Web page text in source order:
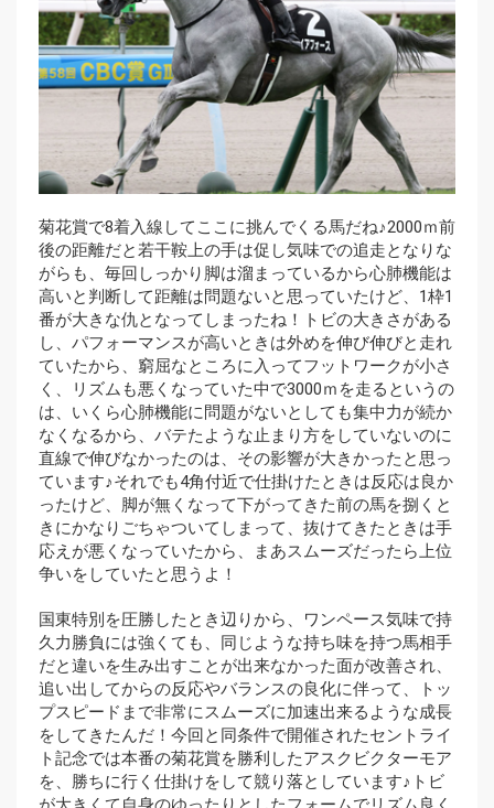
菊花賞で8着入線してここに挑んでくる馬だね♪2000ｍ前
後の距離だと若干鞍上の手は促し気味での追走となりな
がらも、毎回しっかり脚は溜まっているから心肺機能は
高いと判断して距離は問題ないと思っていたけど、1枠1
番が大きな仇となってしまったね！トビの大きさがある
し、パフォーマンスが高いときは外めを伸び伸びと走れ
ていたから、窮屈なところに入ってフットワークが小さ
く、リズムも悪くなっていた中で3000ｍを走るというの
は、いくら心肺機能に問題がないとしても集中力が続か
なくなるから、バテたような止まり方をしていないのに
直線で伸びなかったのは、その影響が大きかったと思っ
ています♪それでも4角付近で仕掛けたときは反応は良か
ったけど、脚が無くなって下がってきた前の馬を捌くと
きにかなりごちゃついてしまって、抜けてきたときは手
応えが悪くなっていたから、まあスムーズだったら上位
争いをしていたと思うよ！
国東特別を圧勝したとき辺りから、ワンペース気味で持
久力勝負には強くても、同じような持ち味を持つ馬相手
だと違いを生み出すことが出来なかった面が改善され、
追い出してからの反応やバランスの良化に伴って、トッ
プスピードまで非常にスムーズに加速出来るような成長
をしてきたんだ！今回と同条件で開催されたセントライ
ト記念では本番の菊花賞を勝利したアスクビクターモア
を、勝ちに行く仕掛けをして競り落としています♪トビ